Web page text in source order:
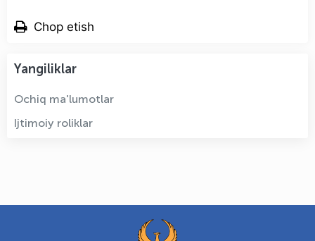
Chop etish
Yangiliklar
Ochiq ma'lumotlar
Ijtimoiy roliklar